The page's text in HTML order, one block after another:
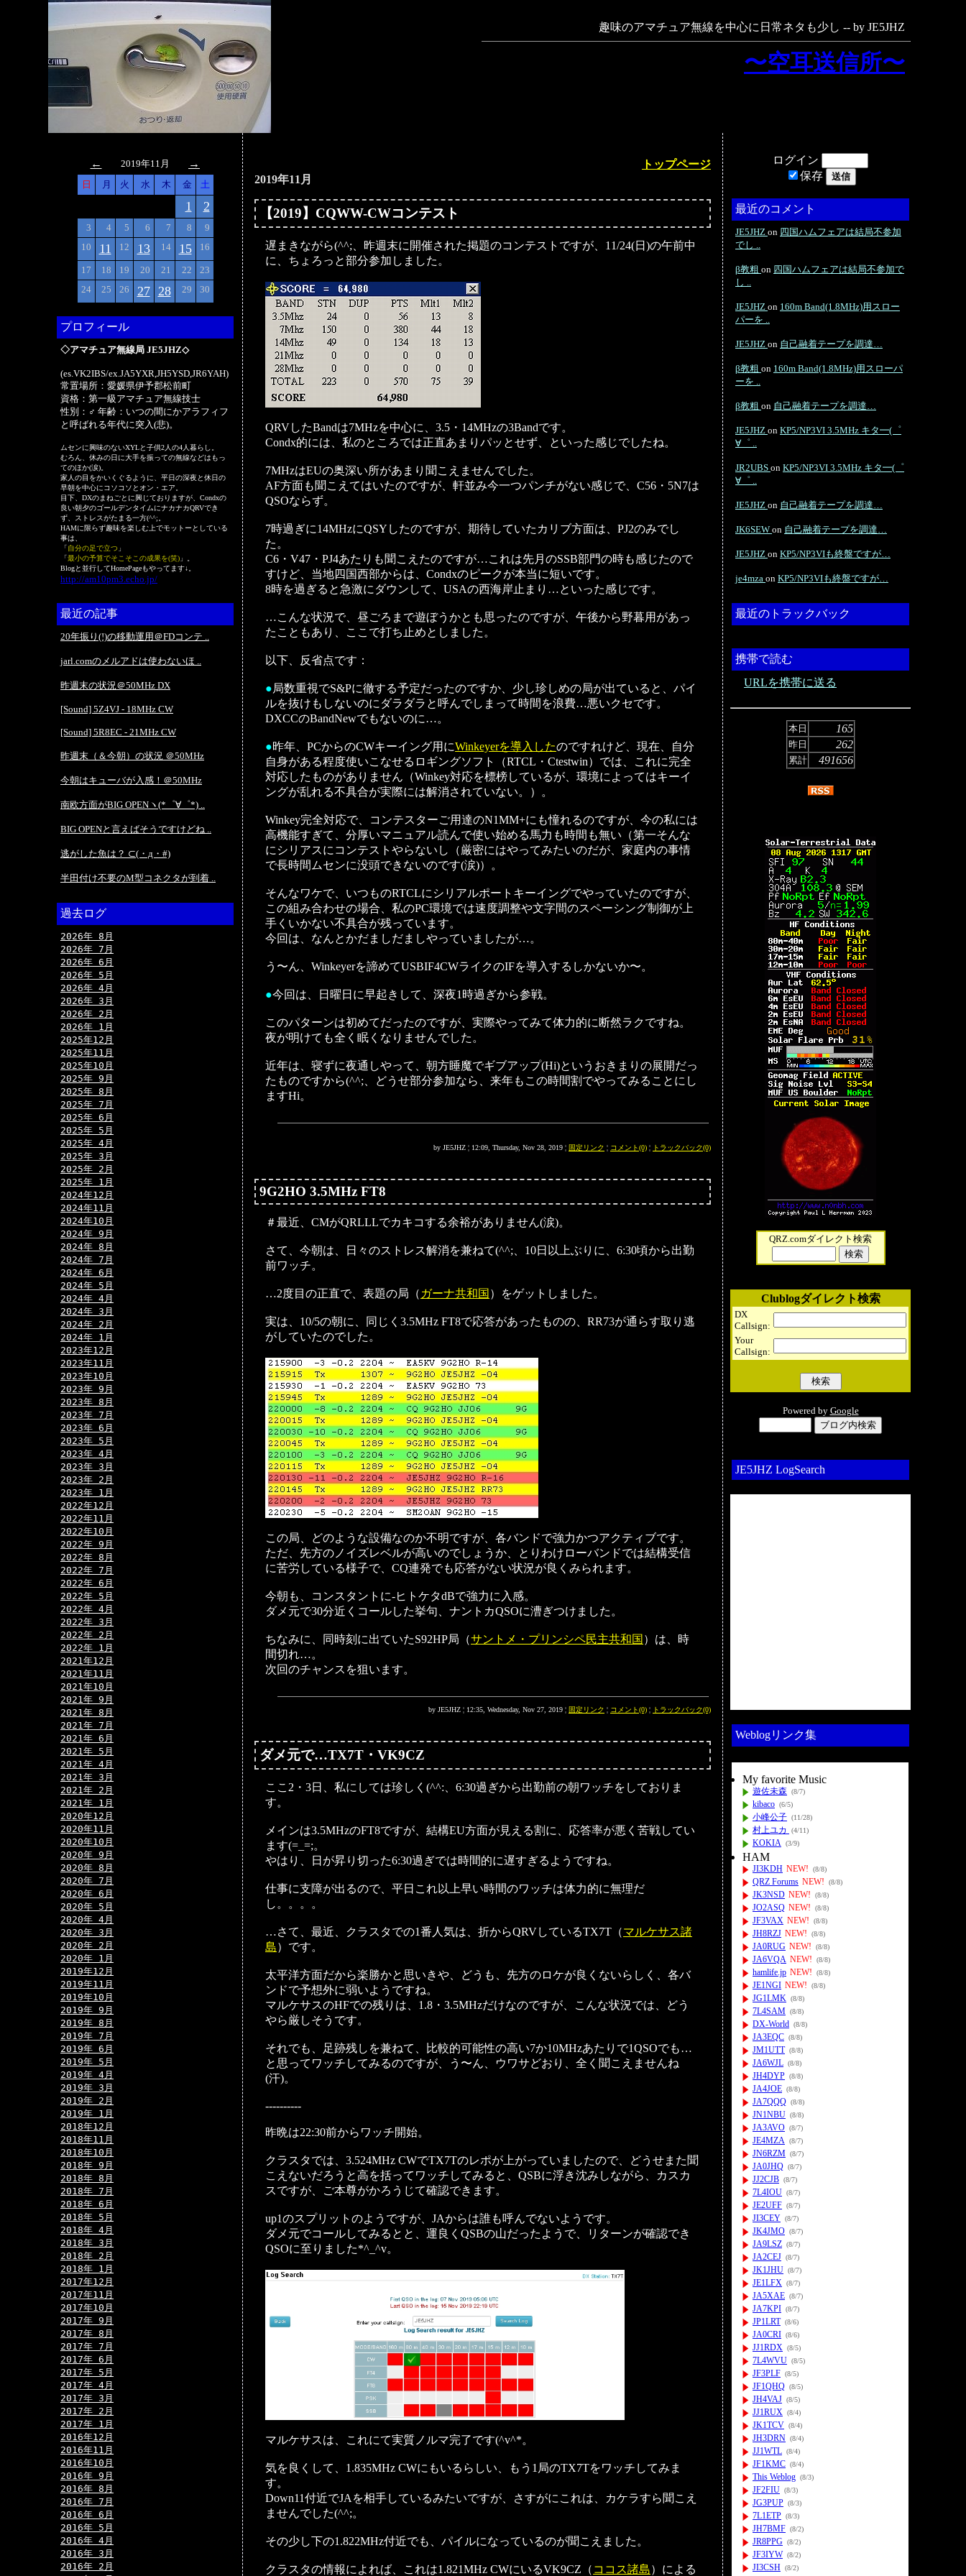
趣味のアマチュア無線を中心に日常ネタも少し -- by JE5JHZ
〜空耳送信所〜
← 2019年11月 →
日 月 火 水 木 金 土
1 2
3 4 5 6 7 8
9
10
11 12 13 14 15 16
17 18 19 20 21 22
23
24
25 26 27 28 29 30
プロフィール
◇アマチュア無線局 JE5JHZ◇
(es.VK2IBS/ex.JA5YXR,JH5YSD,JR6YAH)
常置場所：愛媛県伊予郡松前町
資格：第一級アマチュア無線技士
性別：♂ 年齢：いつの間にかアラフィフ
と呼ばれる年代に突入(悲)。
ムセンに興味のないXYLと子供2人の4人暮らし。
むろん、休みの日に大手を振っての無線などはもっ
てのほか(涙)。
家人の目をかいくぐるように、平日の深夜と休日の
早朝を中心にコソコソとオン・エア。
目下、DXのまねごとに興じておりますが、Condxの
良い朝夕のゴールデンタイムにナカナカQRVでき
ず、ストレスがたまる一方(^^;。
HAMに限らず趣味を楽しむ上でモットーとしている
事は、
「自分の足で立つ 」
「最小の予算でそこそこの成果を(笑) 」。
Blogと並行してHomePageもやってます↓。
http://am10pm3.echo.jp/
最近の記事
20年振り(!)の移動運用＠FDコンテ ..
jarl.comのメルアドは使わないほ ..
昨週末の状況＠50MHz DX
[Sound] 5Z4VJ - 18MHz CW
[Sound] 5R8EC - 21MHz CW
昨週末（＆今朝）の状況 ＠50MHz
今朝はキューバが入感！＠50MHz
南欧方面がBIG OPENヽ(*゜∀゜*) ..
BIG OPENと言えばそうですけどね ..
逃がした魚は？ ⊂(・д・#)
半田付け不要のM型コネクタが到着 ..
過去ログ
2026年 8月
2026年 7月
2026年 6月
2026年 5月
2026年 4月
2026年 3月
2026年 2月
2026年 1月
2025年12月
2025年11月
2025年10月
2025年 9月
2025年 8月
2025年 7月
2025年 6月
2025年 5月
2025年 4月
2025年 3月
2025年 2月
2025年 1月
2024年12月
2024年11月
2024年10月
2024年 9月
2024年 8月
2024年 7月
2024年 6月
2024年 5月
2024年 4月
2024年 3月
2024年 2月
2024年 1月
2023年12月
2023年11月
2023年10月
2023年 9月
2023年 8月
2023年 7月
2023年 6月
2023年 5月
2023年 4月
2023年 3月
2023年 2月
2023年 1月
2022年12月
2022年11月
2022年10月
2022年 9月
2022年 8月
2022年 7月
2022年 6月
2022年 5月
2022年 4月
2022年 3月
2022年 2月
2022年 1月
2021年12月
2021年11月
2021年10月
2021年 9月
2021年 8月
2021年 7月
2021年 6月
2021年 5月
2021年 4月
2021年 3月
2021年 2月
2021年 1月
2020年12月
2020年11月
2020年10月
2020年 9月
2020年 8月
2020年 7月
2020年 6月
2020年 5月
2020年 4月
2020年 3月
2020年 2月
2020年 1月
2019年12月
2019年11月
2019年10月
2019年 9月
2019年 8月
2019年 7月
2019年 6月
2019年 5月
2019年 4月
2019年 3月
2019年 2月
2019年 1月
2018年12月
2018年11月
2018年10月
2018年 9月
2018年 8月
2018年 7月
2018年 6月
2018年 5月
2018年 4月
2018年 3月
2018年 2月
2018年 1月
2017年12月
2017年11月
2017年10月
2017年 9月
2017年 8月
2017年 7月
2017年 6月
2017年 5月
2017年 4月
2017年 3月
2017年 2月
2017年 1月
2016年12月
2016年11月
2016年10月
2016年 9月
2016年 8月
2016年 7月
2016年 6月
2016年 5月
2016年 4月
2016年 3月
2016年 2月
トップページ
2019年11月
【2019】CQWW-CWコンテスト
遅まきながら(^^;、昨週末に開催された掲題のコンテストですが、11/24(日)の午前中
に、ちょろっと部分参加しました。
QRVしたBandは7MHzを中心に、3.5・14MHzの3Bandです。
Condx的には、私のところでは正直あまりパッとせず、といった感じでしたね。
7MHzはEUの奥深い所があまり聞こえませんでした。
AF方面も聞こえてはいたのですが、軒並み今一つパンチがない感じで、C56・5N7は
QSOならず。
7時過ぎに14MHzにQSYしたのですが、期待していたカリブ方面は、PJ2のみでし
た。
C6・V47・PJ4あたりも聞こえたのですが…これは先月のSSB部門の時も感じたので
すけど、当地四国西部からは、Condxのピークが本当に短いです。
8時を過ぎると急激にダウンして、USAの西海岸止まり…といった感じです。
…こんな状況で、昼ごろまで遊ぼうかとも思ったのですが、午後から野暮用があっ
たこともあり、ここで打ち止めとしました。
以下、反省点です：
●局数重視でS&Pに徹する予定だったのですか、少し珍しめの局が出ていると、パイ
ルを抜けもしないのにダラダラと呼んでしまって時間を浪費…悪いクセです。
DXCCのBandNewでもないのに…。
●昨年、PCからのCWキーイング用にWinkeyerを導入したのですれけど、現在、自分
自身がある程度使いこなせるロギングソフト（RTCL・Ctestwin）では、これに完全
対応したものがありません（Winkey対応を標榜しているが、環境によってはキーイ
ングが乱れる不具合が実際には解消されていない。）。
Winkey完全対応で、コンテスターご用達のN1MM+にも憧れるのですが、今の私には
高機能すぎて、分厚いマニュアル読んで使い始める馬力も時間も無い（第一そんな
にシリアスにコンテストやらないし（厳密にはやってみたいのだが、家庭内の事情
で長時間ムセンに没頭できないのです(涙)）。
そんなワケで、いつものRTCLにシリアルポートキーイングでやっていたのですが、
この組み合わせの場合、私のPC環境では速度調整や文字間のスペーシング制御が上
手くいかない不具合が残っています。
今回は、なんとかだましだましやっていましたが…。
う〜ん、Winkeyerを諦めてUSBIF4CWライクのIFを導入するしかないか〜。
●今回は、日曜日に早起きして、深夜1時過ぎから参戦。
このパターンは初めてだったのですが、実際やってみて体力的に断然ラクですね。
夜が明けても全く眠くなりませんでした。
近年は、寝ずに夜通しやって、朝方睡魔でギブアップ(Hi)というおきまりの展開だっ
たものですから(^^;、どうせ部分参加なら、来年もこの時間割でやってみることにし
ますHi。
by JE5JHZ ¦ 12:09, Thursday, Nov 28, 2019 ¦ 固定リンク ¦ コメント(0) ¦ トラックバック(0)
9G2HO 3.5MHz FT8
＃最近、CMがQRLLLでカキコする余裕がありません(涙)。
さて、今朝は、日々のストレス解消を兼ねて(^^;、10日以上ぶりに、6:30頃から出勤
前ワッチ。
…2度目の正直で、表題の局（ ガーナ共和国 ）をゲットしました。
実は、10/5の朝に、同じく3.5MHz FT8で応答があったものの、RR73が通らす取り逃
がしていたのでした。
この局、どのような設備なのか不明ですが、各バンドで強力かつアクティブです。
ただ、先方のノイズレベルが高いのでしょうか、とりわけローバンドでは結構受信
に苦労している様子で、CQ連発でも応答がない状況が良くみられます。
今朝も、コンスタントに-ヒトケタdBで強力に入感。
ダメ元で30分近くコールした挙句、ナントカQSOに漕ぎつけました。
ちなみに、同時刻に出ていたS92HP局（サントメ・プリンシペ民主共和国 ）は、時
間切れ…。
次回のチャンスを狙います。
by JE5JHZ ¦ 12:35, Wednesday, Nov 27, 2019 ¦ 固定リンク ¦ コメント(0) ¦ トラックバック(0)
ダメ元で…TX7T・VK9CZ
ここ2・3日、私にしては珍しく(^^:、6:30過ぎから出勤前の朝ワッチをしておりま
す。
メインは3.5MHzのFT8ですが、結構EU方面が見える割に、応答率が悪く苦戦してい
ます(=_=;。
やはり、日が昇り切った6:30過ぎでは時間的に遅すぎるようですね。
仕事に支障が出るので、平日これ以上早い時間のワッチは体力的に無理だ
し。。。。
…さて、最近、クラスタでの1番人気は、折からQRVしているTX7T（マルケサス諸
島）です。
太平洋方面だから楽勝かと思いきや、どうも、先方のロケが良くないらしく、各バ
ンドで予想外に弱いようですね。
マルケサスのHFでの残りは、1.8・3.5MHzだけなのですが、こんな状況では、どう
やら厳しそうです。
それでも、足跡残しを兼ねて、比較的可能性の高い7か10MHzあたりで1QSOでも…
と思ってワッチしてみるのですが、う〜ん、ウワサどおり、全く聞こえませんね
(汗)。
----------
昨晩は22:30前からワッチ開始。
クラスタでは、3.524MHz CWでTX7Tのレポが上がっていましたので、どうせまた聞
こえないだろうと高を括ってワッチしてみると、QSBに浮き沈みしながら、カスカ
スですが、ご本尊がかろうじて確認できます。
up1のスプリットのようですが、JAからは誰も呼んでないようです。
ダメ元でコールしてみるとと、運良くQSBの山だったようで、リターンが確認でき
QSOに至りました*^_^v。
マルケサスは、これにて実質ノルマ完了です(^v^*。
気を良くして、1.835MHz CWにもいるらしい、もう1局のTX7Tをワッチしてみま
す。
Down11付近でJAを相手しているみたいですが、さすがにこれは、カケラすら聞こえ
ませんでした(^^;。
その少し下の1.822MHz付近でも、パイルになっているのが聞こえました。
クラスタの情報によれば、これは1.821MHz CWにいるVK9CZ（ ココス諸島）による
ログイン
保存
最近のコメント
JE5JHZ on 四国ハムフェアは結局不参加
でし ..
β教粗 on 四国ハムフェアは結局不参加で
し ..
JE5JHZ on 160m Band(1.8MHz)用スロー
パーを ..
JE5JHZ on 自己融着テープを調達…
β教粗 on 160m Band(1.8MHz)用スローパ
ーを ..
β教粗 on 自己融着テープを調達…
JE5JHZ on KP5/NP3VI 3.5MHz キタ━(゜
∀゜ ..
JR2UBS on KP5/NP3VI 3.5MHz キタ━(゜
∀゜ ..
JE5JHZ on 自己融着テープを調達…
JK6SEW on 自己融着テープを調達…
JE5JHZ on KP5/NP3VIも終盤ですが…
je4mza on KP5/NP3VIも終盤ですが…
最近のトラックバック
携帯で読む
URLを携帯に送る
本日 165
昨日 262
累計 491656
QRZ.comダイレクト検索
Clublogダイレクト検索
DX
Callsign:
Your
Callsign:
Powered by Google
JE5JHZ LogSearch
Weblogリンク集
My favorite Music
遊佐未森 (8/7)
kibaco (6/5)
小峰公子 (11/28)
村上ユカ (4/11)
KOKIA (3/9)
HAM
JI3KDH NEW! (8/8)
QRZ Forums NEW! (8/8)
JK3NSD NEW! (8/8)
JO2ASQ NEW! (8/8)
JF3VAX NEW! (8/8)
JH8RZJ NEW! (8/8)
JA0RUG NEW! (8/8)
JA6VQA NEW! (8/8)
hamlife.jp NEW! (8/8)
JE1NGI NEW! (8/8)
JG1LMK (8/8)
7L4SAM (8/8)
DX-World (8/8)
JA3EQC (8/8)
JM1UTT (8/8)
JA6WJL (8/8)
JH4DYP (8/8)
JA4JOE (8/8)
JA7QQQ (8/8)
JN1NBU (8/8)
JA3AVO (8/7)
JE4MZA (8/7)
JN6RZM (8/7)
JA0JHQ (8/7)
JJ2CJB (8/7)
7L4IOU (8/7)
JE2UFF (8/7)
JI3CEY (8/7)
JK4JMO (8/7)
JA9LSZ (8/7)
JA2CEJ (8/7)
JK1JHU (8/7)
JE1LFX (8/7)
JA5XAE (8/7)
JA7KPI (8/7)
JP1LRT (8/6)
JA0CRI (8/6)
JJ1RDX (8/5)
7L4WVU (8/5)
JF3PLF (8/5)
JF1QHQ (8/5)
JH4VAJ (8/5)
JJ1RUX (8/4)
JK1TCV (8/4)
JH3DRN (8/4)
JJ1WTL (8/4)
JF1KMC (8/4)
This Weblog (8/3)
JF2FIU (8/3)
JG3PUP (8/3)
7L1ETP (8/3)
JH7BMF (8/2)
JR8PPG (8/2)
JF3IYW (8/2)
JI3CSH (8/2)